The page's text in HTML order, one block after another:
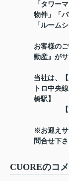
「タワー
物件」「バ
「ルーム
お客様の
動産』が
当社は、
トロ中央
橋駅】
【京阪
※お迎えサ
問合せ下さ
CUOREのコ